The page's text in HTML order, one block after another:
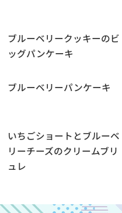
ブルーベリークッキーのビ
ッグパンケーキ
ブルーベリーパンケーキ
いちごショートとブルーベ
リーチーズのクリームブリ
ュレ